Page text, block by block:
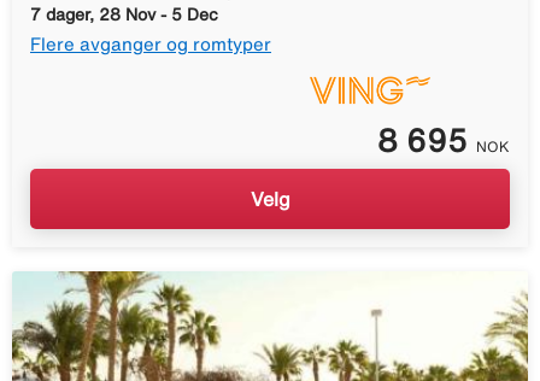
7 dager, 28 Nov - 5 Dec
Flere avganger og romtyper
8 695 NOK
Velg